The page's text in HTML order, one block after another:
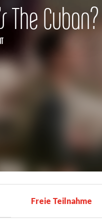
The Cuban?
Freie Teilnahme